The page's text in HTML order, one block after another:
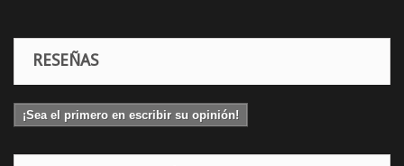
RESEÑAS
¡Sea el primero en escribir su opinión!